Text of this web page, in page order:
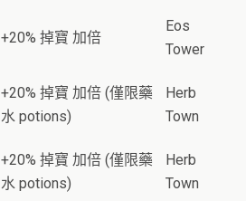
+20% 掉寶 加倍
Eos
Tower
+20% 掉寶 加倍 (僅限藥
水 potions)
Herb
Town
+20% 掉寶 加倍 (僅限藥
水 potions)
Herb
Town